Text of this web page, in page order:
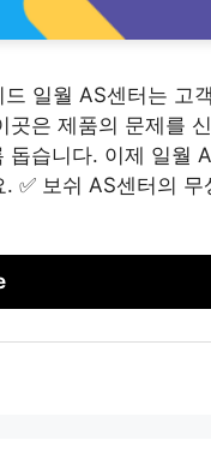
일월 AS센터는 고
은 제품의 문제를
습니다. 이제 일월
✅ 보쉬 AS센터의 무